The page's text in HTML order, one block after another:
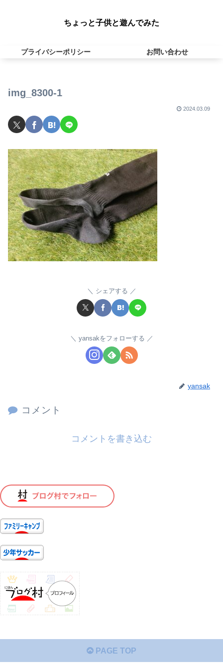
ちょっと子供と遊んでみた
プライバシーポリシー お問い合わせ
img_8300-1
2024.03.09
シェアする
yansakをフォローする
yansak
コメント
コメントを書き込む
PAGE TOP